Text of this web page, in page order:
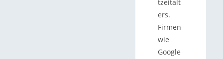
tzeitalt
ers.
Firmen
wie
Google